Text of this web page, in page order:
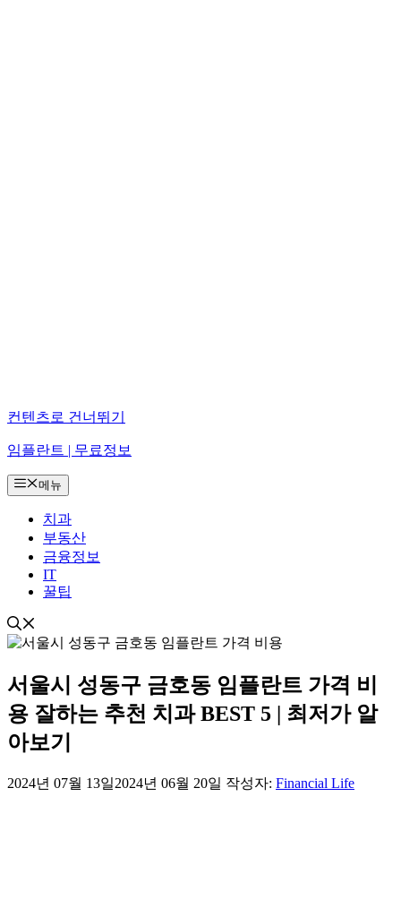
컨텐츠로 건너뛰기
임플란트 | 무료정보
메뉴
치과
부동산
금융정보
IT
꿀팁
서울시 성동구 금호동 임플란트 가격 비
용 잘하는 추천 치과 BEST 5 | 최저가 알
아보기
2024년 07월 13일2024년 06월 20일 작성자: Financial Life